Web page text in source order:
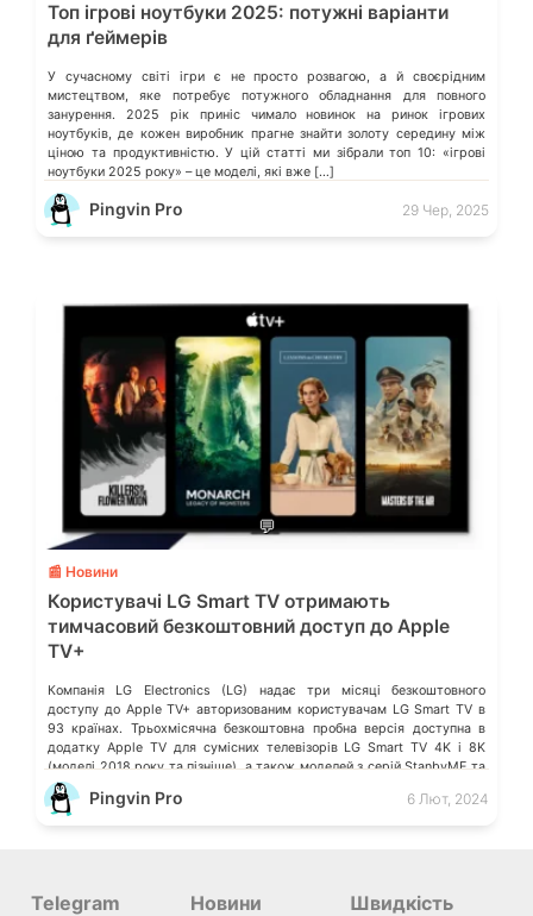
Топ ігрові ноутбуки 2025: потужні варіанти
для ґеймерів
У сучасному світі ігри є не просто розвагою, а й своєрідним
мистецтвом, яке потребує потужного обладнання для повного
занурення. 2025 рік приніс чимало новинок на ринок ігрових
ноутбуків, де кожен виробник прагне знайти золоту середину між
ціною та продуктивністю. У цій статті ми зібрали топ 10: «ігрові
ноутбуки 2025 року» – це моделі, які вже […]
Pingvin Pro 29 Чер, 2025
💬
📰 Новини
Користувачі LG Smart TV отримають
тимчасовий безкоштовний доступ до Apple
TV+
Компанія LG Electronics (LG) надає три місяці безкоштовного
доступу до Apple TV+ авторизованим користувачам LG Smart TV в
93 країнах. Трьохмісячна безкоштовна пробна версія доступна в
додатку Apple TV для сумісних телевізорів LG Smart TV 4K і 8K
(моделі 2018 року та пізніше), а також моделей з серій StanbyME та
StanbyME Go. Тимчасова пропозиція діятиме […]
Pingvin Pro 6 Лют, 2024
Telegram Новини Швидкість